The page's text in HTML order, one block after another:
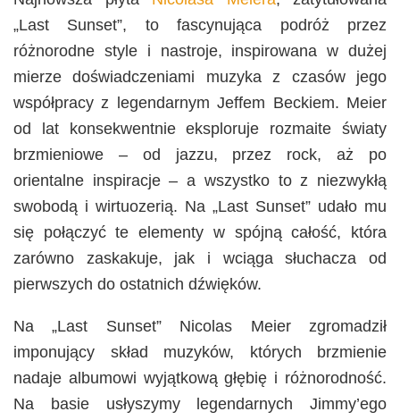
„Last Sunset”, to fascynująca podróż przez
różnorodne style i nastroje, inspirowana w dużej
mierze doświadczeniami muzyka z czasów jego
współpracy z legendarnym Jeffem Beckiem. Meier
od lat konsekwentnie eksploruje rozmaite światy
brzmieniowe – od jazzu, przez rock, aż po
orientalne inspiracje – a wszystko to z niezwykłą
swobodą i wirtuozerią. Na „Last Sunset” udało mu
się połączyć te elementy w spójną całość, która
zarówno zaskakuje, jak i wciąga słuchacza od
pierwszych do ostatnich dźwięków.
Na „Last Sunset” Nicolas Meier zgromadził
imponujący skład muzyków, których brzmienie
nadaje albumowi wyjątkową głębię i różnorodność.
Na basie usłyszymy legendarnych Jimmy’ego